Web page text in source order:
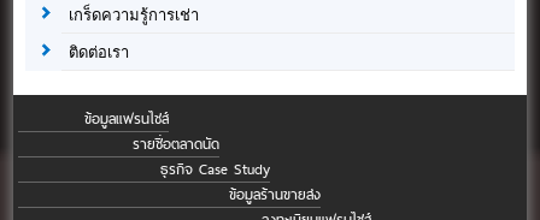
เกร็ดความรู้การเช่า
ติดต่อเรา
ข้อมูลแฟรนไชส์
รายชื่อตลาดนัด
ธุรกิจ Case Study
ข้อมูลร้านขายส่ง